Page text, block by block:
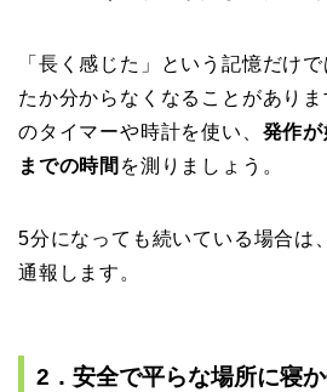
「長く感じた」という記憶だけ
たか分からなくなることがあり
のタイマーや時計を使い、 発作
までの時間 を測りましょう。
5分になっても続いている場合は
通報します。
2．安全で平らな場所に寝